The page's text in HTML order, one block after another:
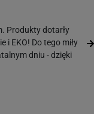
Produkty dotarły
i EKO! Do tego miły
dniu - dzięki